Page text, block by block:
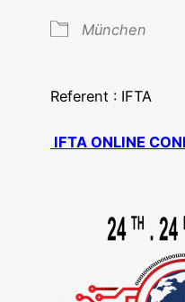
Mün­chen
Refe­rent : IFTA
IFTA ONLINE